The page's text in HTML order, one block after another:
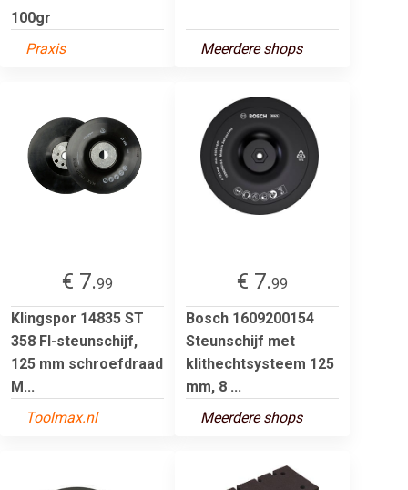
100gr
Praxis
Meerdere shops
€ 7.99
Klingspor 14835 ST
358 FI-steunschijf,
125 mm schroefdraad
M...
Toolmax.nl
€ 7.99
Bosch 1609200154
Steunschijf met
klithechtsysteem 125
mm, 8 ...
Meerdere shops